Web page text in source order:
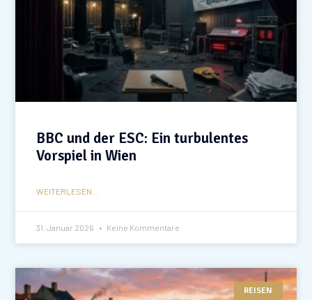
BBC und der ESC: Ein turbulentes
Vorspiel in Wien
WEITERLESEN...
31. Januar 2026 Keine Kommentare
REISEN